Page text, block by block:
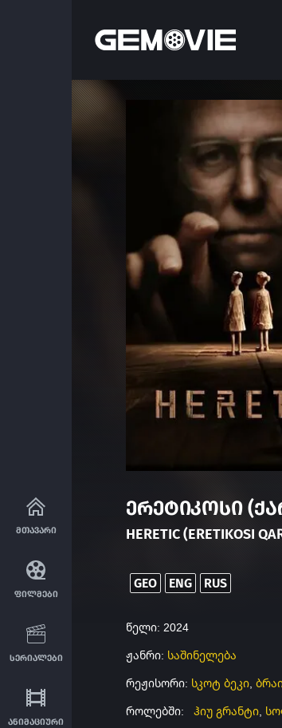
მთავარი
ფილმები
სერიალები
ანიმაციური
ერეტიკოსი
HERETIC (ERETIKOSI
GEO ENG RUS
წელი: 2024
ჟანრი: საშინელება
რეჟისორი: სკოტ ბეკი,
როლებში:
ჰიუ გრანტი,